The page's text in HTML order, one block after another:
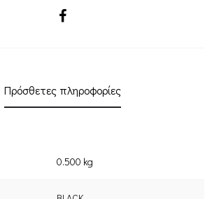
SHARE
Πρόσθετες πληροφορίες
0.500 kg